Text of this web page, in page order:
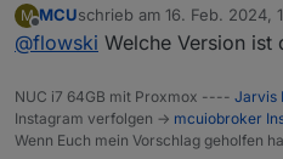
Ansicht nicht wirklich.
einer Reihe, ist das iwie
jedoch kamen dann
4. Tonne darunter...
M
Offline
MCUschrieb am 16. Feb. 2024,
zuletzt editiert von
@flowski Welche Version ist
NUC i7 64GB mit Proxmox ---- Jarvis
Instagram verfolgen -> mcuiobroker
Wenn Euch mein Vorschlag geholfen